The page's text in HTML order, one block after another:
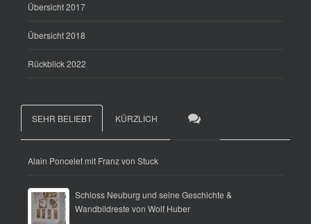
Übersicht 2017
Übersicht 2018
Rückblick 2022
SEHR BELIEBT KÜRZLICH
Alain Poncelet mit Franz von Stuck
Schloss Neuburg und seine Geschichte &
Wandbildreste von Wolf Huber